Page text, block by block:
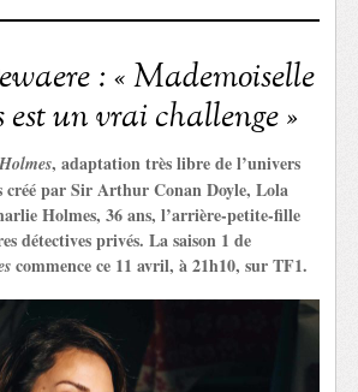
: « Mademoiselle
est un vrai challenge »
, adaptation très libre de l’univers
créé par Sir Arthur Conan Doyle, Lola
Holmes, 36 ans, l’arrière-petite-fille
détectives privés. La saison 1 de
commence ce 11 avril, à 21h10, sur TF1.